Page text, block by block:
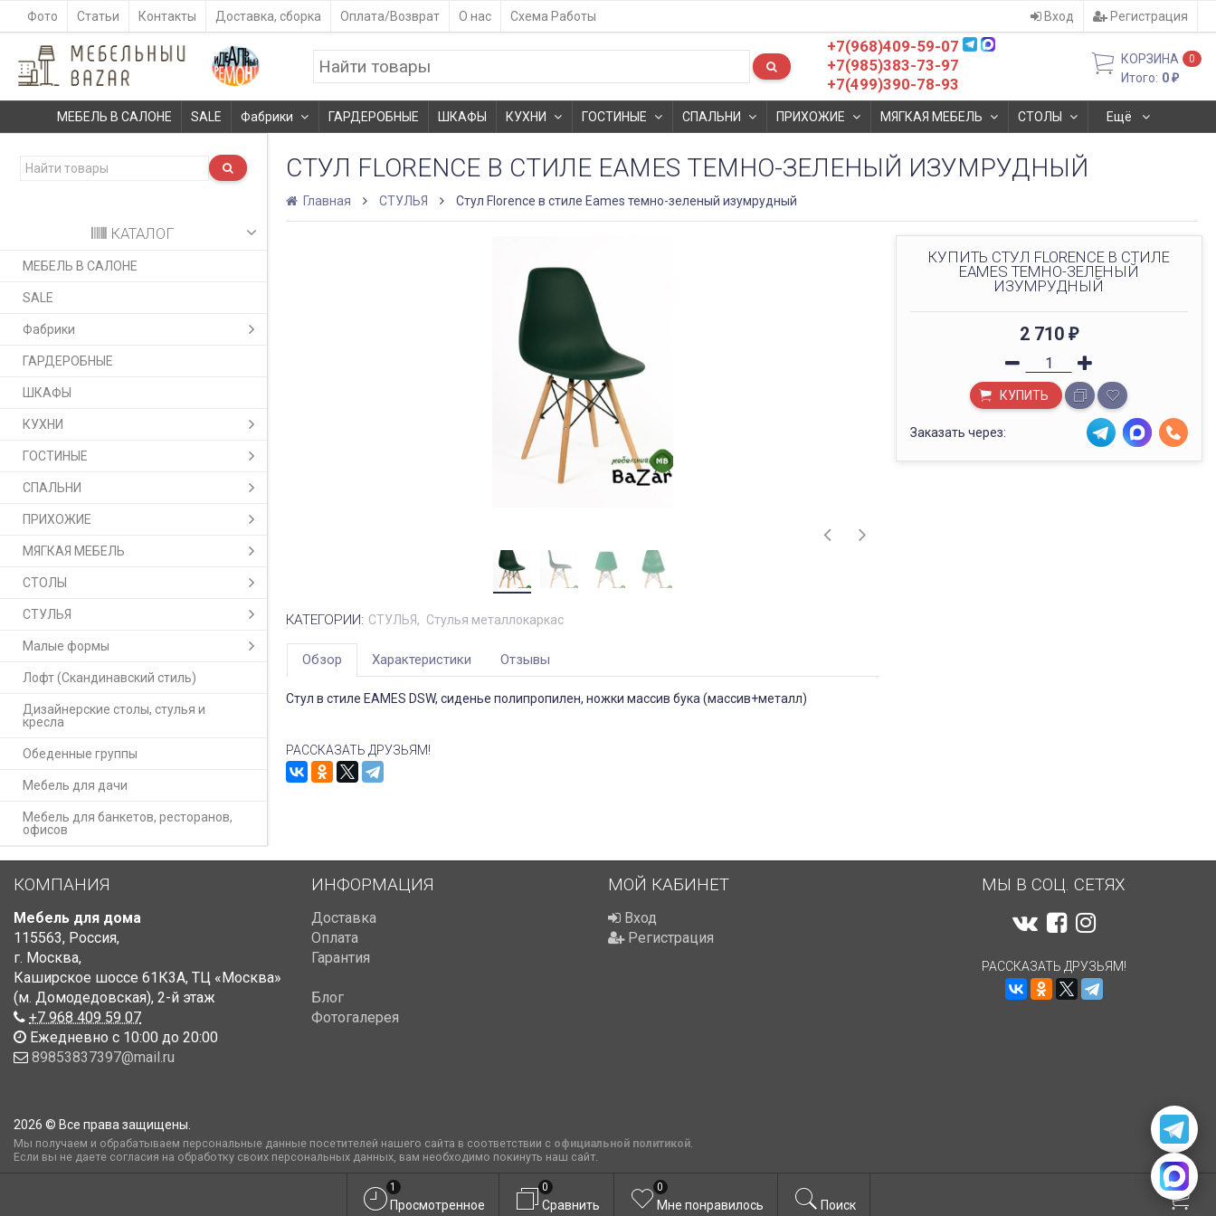
Фото Статьи Контакты Доставка, сборка Оплата/Возврат О нас Схема Работы Вход Регистрация
+7(968)409-59-07
+7(985)383-73-97
+7(499)390-78-93
КОРЗИНА 0
Итого: 0₽
МЕБЕЛЬ В САЛОНЕ SALE Фабрики ГАРДЕРОБНЫЕ ШКАФЫ КУХНИ ГОСТИНЫЕ СПАЛЬНИ ПРИХОЖИЕ МЯГКАЯ МЕБЕЛЬ СТОЛЫ Ещё
КАТАЛОГ
МЕБЕЛЬ В САЛОНЕ
SALE
Фабрики
ГАРДЕРОБНЫЕ
ШКАФЫ
КУХНИ
ГОСТИНЫЕ
СПАЛЬНИ
ПРИХОЖИЕ
МЯГКАЯ МЕБЕЛЬ
СТОЛЫ
СТУЛЬЯ
Малые формы
Лофт (Скандинавский стиль)
Дизайнерские столы, стулья и
кресла
Обеденные группы
Мебель для дачи
Мебель для банкетов, ресторанов,
офисов
СТУЛ FLORENCE В СТИЛЕ EAMES ТЕМНО-ЗЕЛЕНЫЙ ИЗУМРУДНЫЙ
Главная СТУЛЬЯ Стул Florence в стиле Eames темно-зеленый изумрудный
КУПИТЬ СТУЛ FLORENCE В СТИЛЕ
EAMES ТЕМНО-ЗЕЛЕНЫЙ
ИЗУМРУДНЫЙ
2 710 ₽
КУПИТЬ
Заказать через:
КАТЕГОРИИ: СТУЛЬЯ Стулья металлокаркас
Обзор Характеристики Отзывы
Стул в стиле EAMES DSW, сиденье полипропилен, ножки массив бука (массив+металл)
РАССКАЗАТЬ ДРУЗЬЯМ!
КОМПАНИЯ
Мебель для дома
115563, Россия,
г. Москва,
Каширское шоссе 61К3А, ТЦ «Москва»
(м. Домодедовская), 2-й этаж
+7 968 409 59 07
Ежедневно с 10:00 до 20:00
89853837397@mail.ru
ИНФОРМАЦИЯ
Доставка
Оплата
Гарантия
Блог
Фотогалерея
МОЙ КАБИНЕТ
Вход
Регистрация
МЫ В СОЦ. СЕТЯХ
РАССКАЗАТЬ ДРУЗЬЯМ!
2026 © Все права защищены.
Мы получаем и обрабатываем персональные данные посетителей нашего сайта в соответствии с официальной политикой.
Если вы не даете согласия на обработку своих персональных данных, вам необходимо покинуть наш сайт.
Просмотренное
1
Сравнить
0
Мне понравилось
0
Поиск